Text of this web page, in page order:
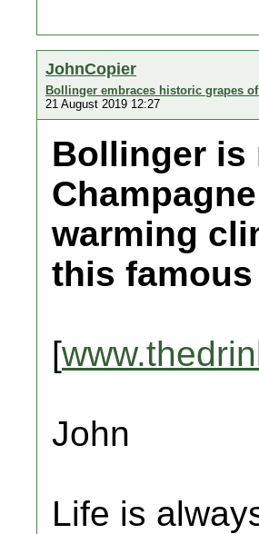
JohnCopier
Bollinger embraces historic grapes
21 August 2019 12:27
Bollinger is
warming
this
[
John
Life is